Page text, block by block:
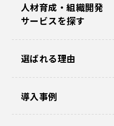
人材育成・組織開発
サービスを探す
選ばれる理由
導入事例